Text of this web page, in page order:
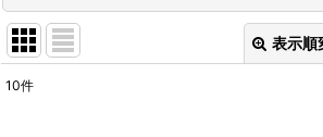
表示順
10件